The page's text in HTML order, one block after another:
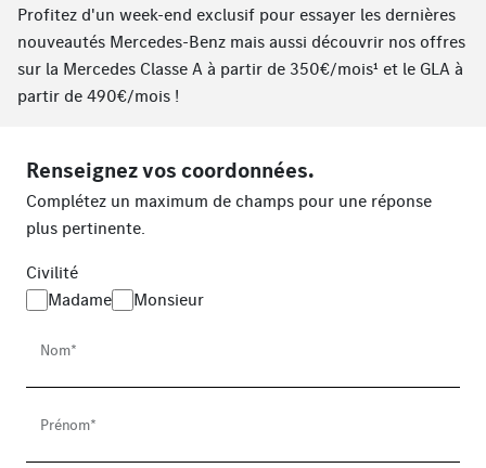
Profitez d'un week-end exclusif pour essayer les dernières
nouveautés Mercedes-Benz mais aussi découvrir nos offres
sur la Mercedes Classe A à partir de 350€/mois¹ et le GLA à
partir de 490€/mois !
Renseignez vos coordonnées.
Complétez un maximum de champs pour une réponse
plus pertinente.
Civilité
Madame
Monsieur
Nom*
Prénom*